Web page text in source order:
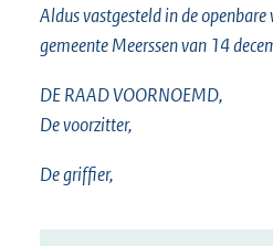
Aldus vastgesteld in de
gemeente Meerssen van 14
DE RAAD VOORNOEMD,
De voorzitter,
De griffier,